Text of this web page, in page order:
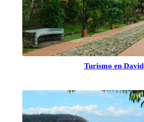
Turismo en David